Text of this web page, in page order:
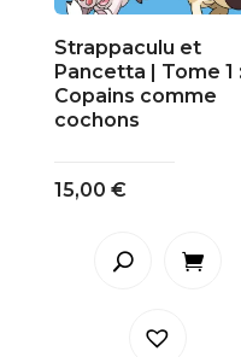
Strappaculu et
Pancetta | Tome 1 :
Copains comme
cochons
15,00 €